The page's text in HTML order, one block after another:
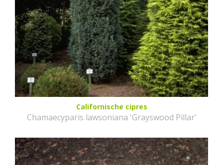
Californische cipres
Chamaecyparis lawsoniana 'Grayswood Pillar'